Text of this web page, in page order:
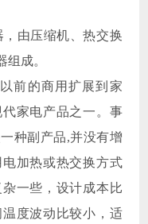
由压缩机、热交换
成。
的商用扩展到家
家电产品之一。事
种副产品,并没有增
加热或热交换方式
一些，设计成本比
度波动比较小，适